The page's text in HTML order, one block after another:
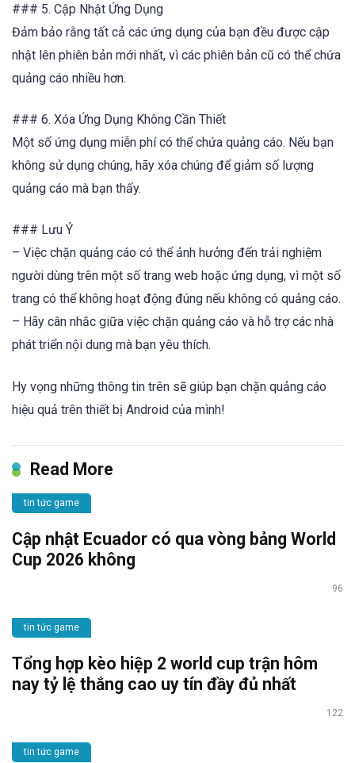
### 5. Cập Nhật Ứng Dụng
Đảm bảo rằng tất cả các ứng dụng của bạn đều được cập
nhật lên phiên bản mới nhất, vì các phiên bản cũ có thể chứa
quảng cáo nhiều hơn.
### 6. Xóa Ứng Dụng Không Cần Thiết
Một số ứng dụng miễn phí có thể chứa quảng cáo. Nếu bạn
không sử dụng chúng, hãy xóa chúng để giảm số lượng
quảng cáo mà bạn thấy.
### Lưu Ý
– Việc chặn quảng cáo có thể ảnh hưởng đến trải nghiệm
người dùng trên một số trang web hoặc ứng dụng, vì một số
trang có thể không hoạt động đúng nếu không có quảng cáo.
– Hãy cân nhắc giữa việc chặn quảng cáo và hỗ trợ các nhà
phát triển nội dung mà bạn yêu thích.
Hy vọng những thông tin trên sẽ giúp bạn chặn quảng cáo
hiệu quả trên thiết bị Android của mình!
Read More
tin tức game
Cập nhật Ecuador có qua vòng bảng World
Cup 2026 không
96
tin tức game
Tổng hợp kèo hiệp 2 world cup trận hôm
nay tỷ lệ thắng cao uy tín đầy đủ nhất
122
tin tức game